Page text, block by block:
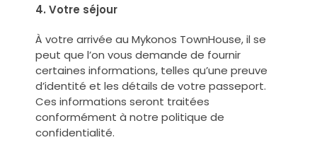
4. Votre séjour
À votre arrivée au Mykonos TownHouse, il se
peut que l’on vous demande de fournir
certaines informations, telles qu’une preuve
d’identité et les détails de votre passeport.
Ces informations seront traitées
conformément à notre politique de
confidentialité.